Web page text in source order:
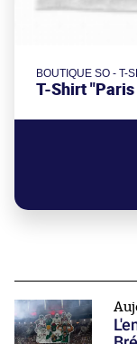
BOUTIQUE SO - T-
T-Shirt "Paris